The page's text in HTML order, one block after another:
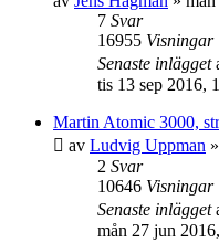
7 Svar
16955 Visningar
Senaste inlägget
tis 13 sep 2016,
Martin Atomic 3000,
av Ludvig Uppman »
2 Svar
10646 Visningar
Senaste inlägget
mån 27 jun